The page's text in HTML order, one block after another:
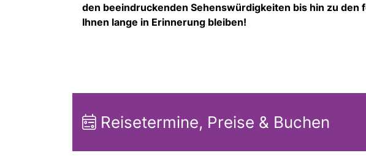
den beeindruckenden Sehenswürdigkeiten bis hin zu den
Ihnen lange in Erinnerung bleiben!
Reisetermine, Preise & Buchen